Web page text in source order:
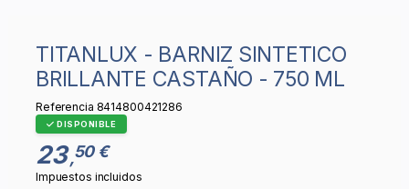
TITANLUX - BARNIZ SINTETICO
BRILLANTE CASTAÑO - 750 ML
Referencia 8414800421286
DISPONIBLE
23 ,50 €
Impuestos incluidos